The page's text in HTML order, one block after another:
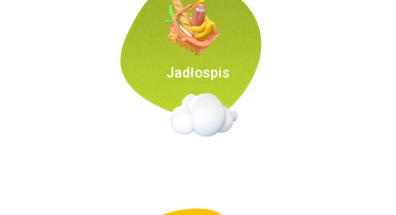
Jadłospis